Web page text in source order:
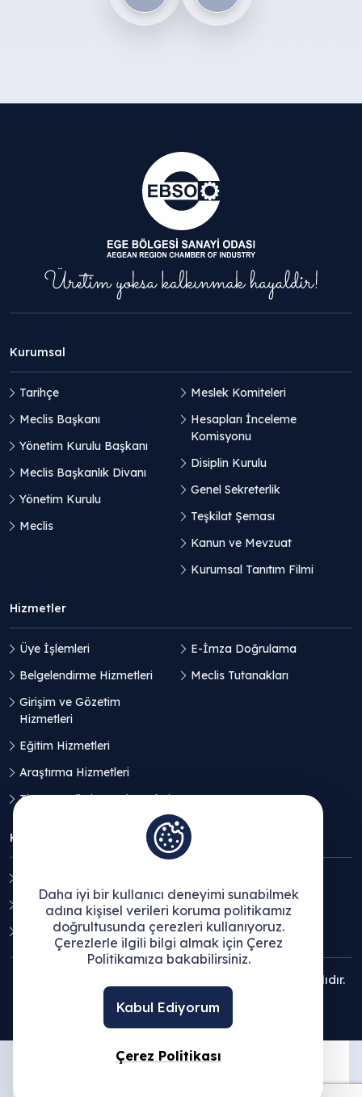
Kurumsal
Tarihçe
Meclis Başkanı
Yönetim Kurulu Başkanı
Meclis Başkanlık Divanı
Yönetim Kurulu
Meclis
Meslek Komiteleri
Hesapları İnceleme
Komisyonu
Disiplin Kurulu
Genel Sekreterlik
Teşkilat Şeması
Kanun ve Mevzuat
Kurumsal Tanıtım Filmi
Hizmetler
Üye İşlemleri
Belgelendirme Hizmetleri
Girişim ve Gözetim
Hizmetleri
Eğitim Hizmetleri
Araştırma Hizmetleri
Ticaret Geliştirme Hizmetleri
E-İmza Doğrulama
Meclis Tutanakları
KVKK
Açık Rıza Beyanı
Çerez Politikası
© 2025 Ege Bölgesi Sanayi Odası - Tüm hakları saklıdır.
Daha iyi bir kullanıcı deneyimi sunabilmek
adına kişisel verileri koruma politikamız
doğrultusunda çerezleri kullanıyoruz.
Çerezlerle ilgili bilgi almak için Çerez
Politikamıza bakabilirsiniz.
Kabul Ediyorum
Çerez Politikası